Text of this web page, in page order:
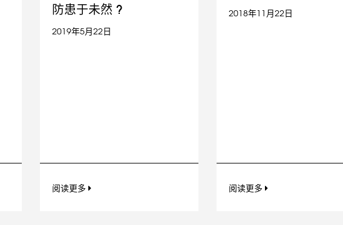
防患于未然 ?
2019年5月22日
阅读更多
2018年11月22日
阅读更多